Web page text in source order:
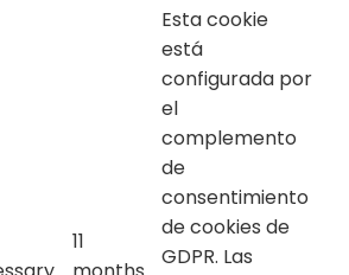
11
Esta cookie
está
configurada por
el
complemento
de
consentimiento
de cookies de
GDPR. Las